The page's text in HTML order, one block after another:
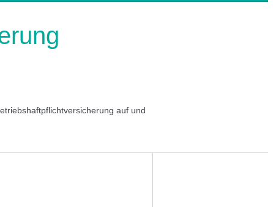
auf und